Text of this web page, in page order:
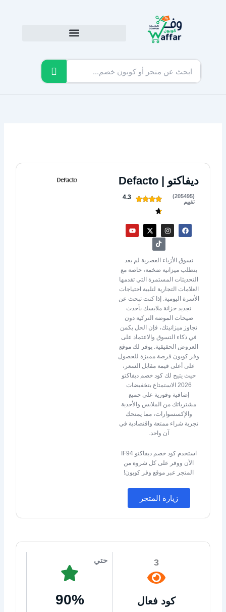
ديفاكتو | Defacto
(205495)
تقييم
4.3
F
a
o
o
k
I
n
s
a
g
a
m
X
-
t
e
r
Y
o
b
T
k
t
o
k
تسوق الأزياء العصرية لم يعد
يتطلب ميزانية ضخمة، خاصة مع
التحديثات المستمرة التي تقدمها
العلامات التجارية لتلبية احتياجات
الأسرة اليومية. إذا كنت تبحث عن
تجديد خزانة ملابسك بأحدث
صيحات الموضة التركية دون
تجاوز ميزانيتك، فإن الحل يكمن
في ذكاء التسوق والاعتماد على
العروض الحقيقية. يوفر لك موقع
وفر كوبون فرصة مميزة للحصول
على أعلى قيمة مقابل السعر،
حيث يتيح لك كود خصم ديفاكتو
2026 الاستمتاع بتخفيضات
إضافية وفورية على جميع
مشترياتك من الملابس والأحذية
والإكسسوارات، مما يمنحك
تجربة شراء ممتعة واقتصادية في
آن واحد.
استخدم كود خصم ديفاكتو IF94
الآن ووفر على كل شروة من
المتجر عبر موقع وفر كوبون!
زيارة المتجر
3
كود فعال
حتي
90%